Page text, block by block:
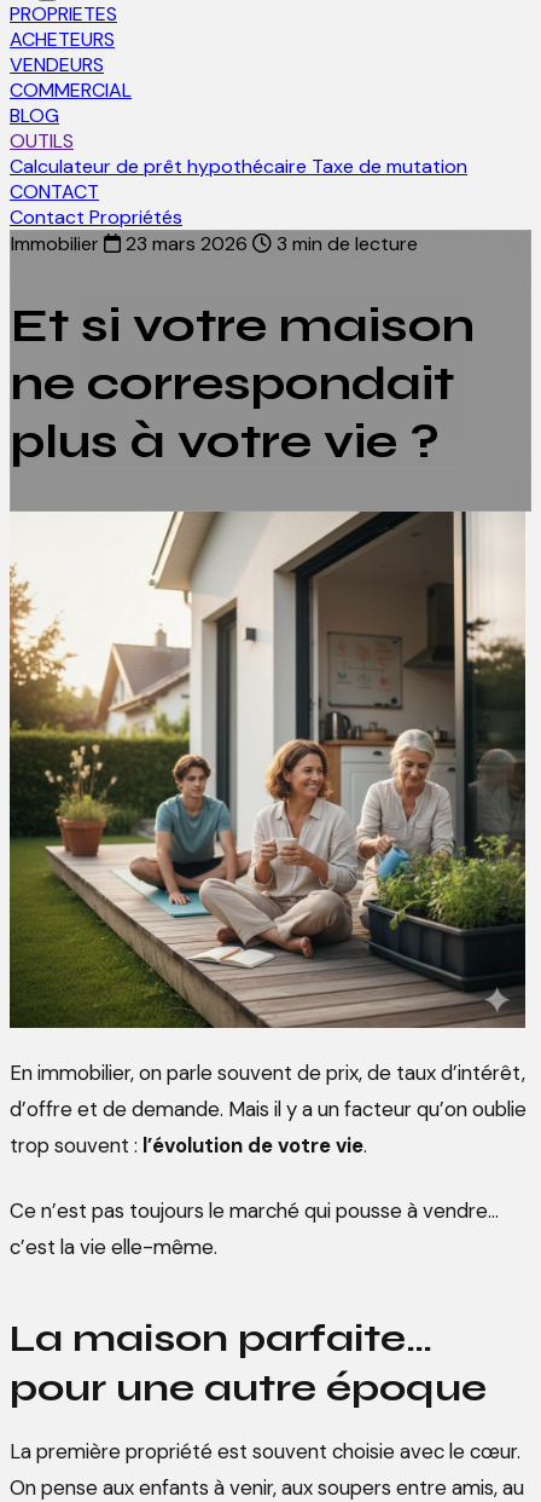
PROPRIETES
ACHETEURS
VENDEURS
COMMERCIAL
BLOG
OUTILS
Calculateur de prêt hypothécaire Taxe de mutation
CONTACT
Contact Propriétés
Immobilier
23 mars 2026 3 min de lecture
Et si votre maison
ne correspondait
plus à votre vie ?
En immobilier, on parle souvent de prix, de taux d’intérêt,
d’offre et de demande. Mais il y a un facteur qu’on oublie
trop souvent : l’évolution de votre vie.
Ce n’est pas toujours le marché qui pousse à vendre…
c’est la vie elle-même.
La maison parfaite…
pour une autre époque
La première propriété est souvent choisie avec le cœur.
On pense aux enfants à venir, aux soupers entre amis, au